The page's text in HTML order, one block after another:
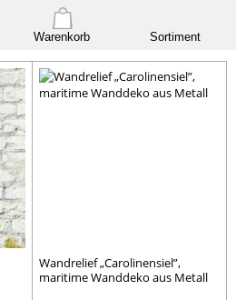
Warenkorb Sortiment
Wandrelief „Carolinensiel”,
maritime Wanddeko aus Metall